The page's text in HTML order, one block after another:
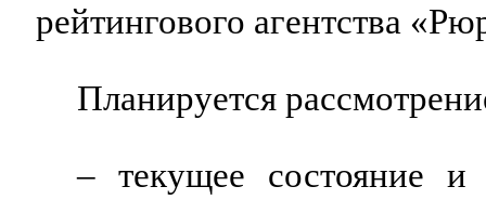
рейтингового агентства
Планируется
– текущее состояние и